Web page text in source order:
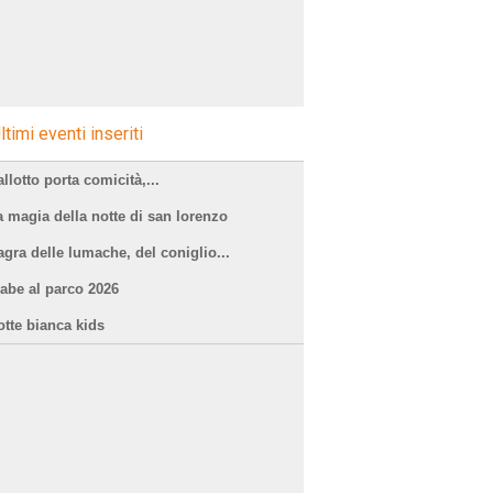
eventi inseriti
porta comicità,...
magia della notte di san lorenzo
delle lumache, del coniglio...
al parco 2026
bianca kids